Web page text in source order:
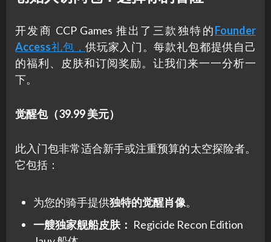
开发商 CCP Games 推出了三款独特的Founder
Access礼包，供玩家入门。每款礼包都提供自己
的福利、皮肤和订阅奖励。让我们来一一分析一
下。
觉醒包（39.99 美元）
此入门包非常适合新手或注重预算的太空探险者。
它包括：
为您的骑手提供独特的觉醒肖像。
一艘独家舰船皮肤： Regicide Recon Edition